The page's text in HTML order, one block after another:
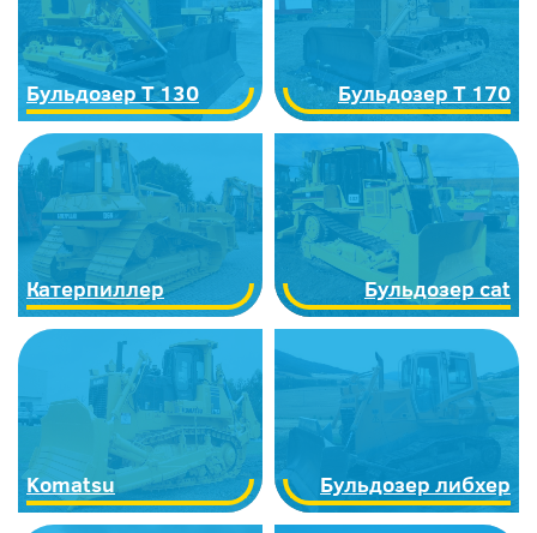
Бульдозер Т 130 Бульдозер Т 170
Катерпиллер Бульдозер cat
Komatsu Бульдозер либхер